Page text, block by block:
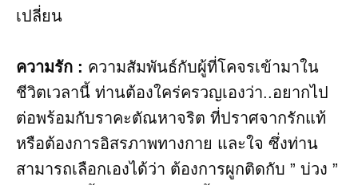
เปลี่ยน
ความรัก : ความสัมพันธ์กับผู้ที่โคจรเข้ามาใน
ชีวิตเวลานี้ ท่านต้องใคร่ครวญเองว่า..อยากไป
ต่อพร้อมกับราคะตัณหาจริต ที่ปราศจากรักแท้
หรือต้องการอิสรภาพทางกาย และใจ ซึ่งท่าน
สามารถเลือกเองได้ว่า ต้องการผูกติดกับ ” บ่วง ”